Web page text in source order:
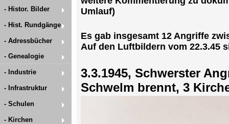
- Histor. Bilder
- Hist. Rundgänge
- Adressbücher
- Genealogie
- Industrie
- Infrastruktur
- Schulen
- Kirchen
Umlauf)
Es gab insgesamt 12 Angriffe
Auf den Luftbildern vom 22.3.45
3.3.1945, Schwerster
Schwelm brennt, 3